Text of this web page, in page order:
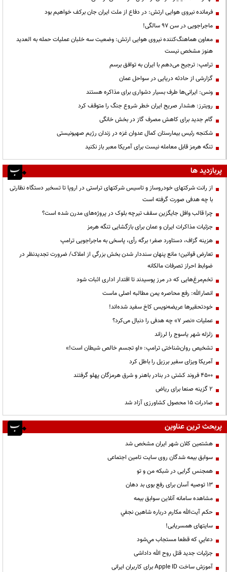
فرمانده نیروی هوایی ارتش: در دفاع از ملت ایران جان برکف خواهیم بود
ماجراجویی در سن ۹۷ سالگی!
معاون هماهنگ‌کننده نیروی هوایی ارتش: وضعیت سه خلبان عملیات حمله به العدید
هنوز مشخص نیست
ترامپ: ترجیح می‌دهم با ایران به توافق برسم
گزارشی از حادثه دریایی در سواحل عمان
ونس: ایرانی‌ها طرف بسیار دشواری برای مذاکره هستند
رویترز: هشدار صریح ایران خطر شروع جنگ را متوقف کرد
گام جدید برای کاهش مصرف گاز در بخش خانگی
شکنجه رئیس بیمارستان کمال عدوان غزه در زندان رژیم صهیونیستی
تنگه هرمز قابل معامله نیست برای آمریکا معبر باز نکنید
پربازدید ها
از رانت‌ شرکتهای خودروساز و تاسیس شرکتهای تراستی در اروپا تا تسخیر دستگاه نظارتی
با چه هدفی صورت گرفته است
چرا قالب وافل جایگزین سقف تیرچه بلوک در پروژه‌های مدرن شده است؟
جزئیات مذاکرات ایران و عمان برای بازگشایی تنگه هرمز
هزینه گزاف، دستاورد صفر؛ برگه رأی، پاسخی به ماجراجویی ترامپ
تعارض قوانین؛ مانع پنهان سنددار شدن بخش بزرگی از املاک/ ضرورت تجدیدنظر در
ضوابط احراز تصرفات مالکانه
تخم‌مرغ‌هایی که در مرز پوسیدند تا اقتدار اداری اثبات شود
انصارالله: رفع محاصره یمن مطالبه اصلی ماست
خودتحقیرها عریضه‌نویس کاخ سفید شده‌اند!
عملیات «نصر ۷» چه هدفی را دنبال می‌کرد؟
زلزله شهر یاسوج را لرزاند
تشخیص روان‌شناختی ترامپ: «او تجسم خالص شیطان است!»
آمریکا ویزای سفیر برزیل را باطل کرد
۴۵۰۰ فروند کشتی در بنادر باهنر و شرق هرمزگان پهلو گرفتند
۲ گزینه صنعا برای ریاض
صادرات ۱۵ محصول کشاورزی آزاد شد
پربحث ترین عناوین
هشتمین کلان شهر ایران مشخص شد
سوابق بیمه شدگان روی سایت تامین اجتماعی
همجنس گرایی در شبکه من و تو
13 توصیه آسان برای رفع بوی بد دهان
مشاهده سامانه آنلاين سوابق بیمه
حكم آيت‌الله مكارم درباره شاهين نجفي
سایتهای همسریابی!
دعايي كه قطعا مستجاب مي‌شود
جزئیات جدید قتل روح الله داداشی
آموزش ساخت Apple ID برای کاربران ایرانی